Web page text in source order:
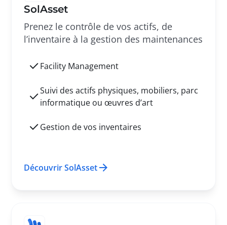
SolAsset
Prenez le contrôle de vos actifs, de
l’inventaire à la gestion des maintenances
Facility Management
Suivi des actifs physiques, mobiliers, parc
informatique ou œuvres d’art
Gestion de vos inventaires
Découvrir SolAsset